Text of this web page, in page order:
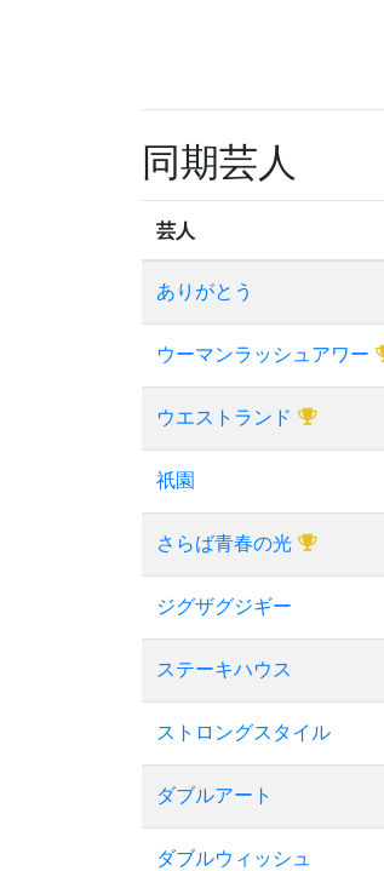
同期芸人
芸人
ありがとう
ウーマンラッシュアワー
ウエストランド
祇園
さらば青春の光
ジグザグジギー
ステーキハウス
ストロングスタイル
ダブルアート
ダブルウィッシュ